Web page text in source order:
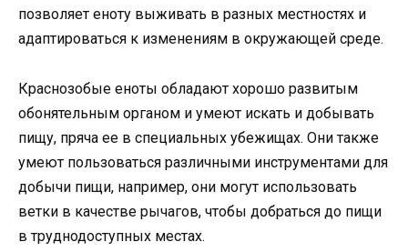
позволяет еноту выживать в разных местностях и
адаптироваться к изменениям в окружающей среде.
Краснозобые еноты обладают хорошо развитым
обонятельным органом и умеют искать и добывать
пищу, пряча ее в специальных убежищах. Они также
умеют пользоваться различными инструментами для
добычи пищи, например, они могут использовать
ветки в качестве рычагов, чтобы добраться до пищи
в труднодоступных местах.